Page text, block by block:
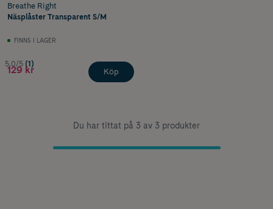
Breathe Right
Näsplåster Transparent S/M
FINNS I LAGER
5.0/5 (1)
129 kr Köp
Du har tittat på 3 av 3 produkter